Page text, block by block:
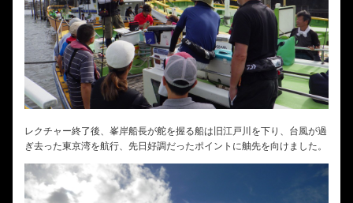
レクチャー終了後、峯岸船長が舵を握る船は旧江戸川を下り、台風が過
ぎ去った東京湾を航行、先日好調だったポイントに舳先を向けました。